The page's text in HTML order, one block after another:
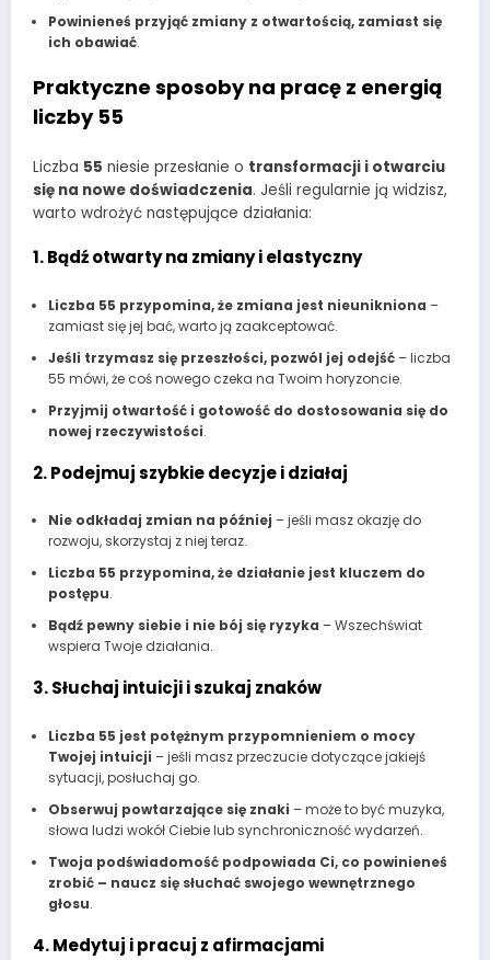
Powinieneś przyjąć zmiany z otwartością, zamiast się
ich obawiać.
Praktyczne sposoby na pracę z energią
liczby 55
Liczba 55 niesie przesłanie o transformacji i otwarciu
się na nowe doświadczenia. Jeśli regularnie ją widzisz,
warto wdrożyć następujące działania:
1. Bądź otwarty na zmiany i elastyczny
Liczba 55 przypomina, że zmiana jest nieunikniona –
zamiast się jej bać, warto ją zaakceptować.
Jeśli trzymasz się przeszłości, pozwól jej odejść– liczba
55 mówi, że coś nowego czeka na Twoim horyzoncie.
Przyjmij otwartość i gotowość do dostosowania się do
nowej rzeczywistości.
2. Podejmuj szybkie decyzje i działaj
Nie odkładaj zmian na później – jeśli masz okazję do
rozwoju, skorzystaj z niej teraz.
Liczba 55 przypomina, że działanie jest kluczem do
postępu.
Bądź pewny siebie i nie bój się ryzyka – Wszechświat
wspiera Twoje działania.
3. Słuchaj intuicji i szukaj znaków
Liczba 55 jest potężnym przypomnieniem o mocy
Twojej intuicji – jeśli masz przeczucie dotyczące jakiejś
sytuacji, posłuchaj go.
Obserwuj powtarzające się znaki – może to być muzyka,
słowa ludzi wokół Ciebie lub synchroniczność wydarzeń.
Twoja podświadomość podpowiada Ci, co powinieneś
zrobić – naucz się słuchać swojego wewnętrznego
głosu.
4. Medytuj i pracuj z afirmacjami